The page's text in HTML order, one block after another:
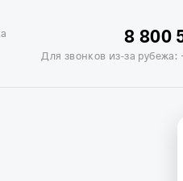
Soluxe в Москве
Отель Измайлово
8 800
Для звонков из-за рубежа: